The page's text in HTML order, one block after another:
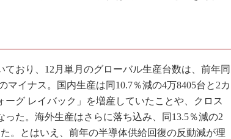
おり、12月単月のグローバル生産台数は、前年同
マイナス。国内生産は同10.7％減の4万8405台と2カ
ーグ レイバック」を増産していたことや、クロス
った。海外生産はさらに落ち込み、同13.5％減の2
。とはいえ、前年の半導体供給回復の反動減が理